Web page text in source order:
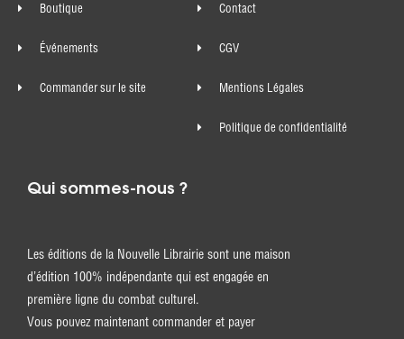
Boutique
Événements
Commander sur le site
Contact
CGV
Mentions Légales
Politique de confidentialité
Qui sommes-nous ?
Les éditions de la Nouvelle Librairie sont une maison
d’édition 100% indépendante qui est engagée en
première ligne du combat culturel.
Vous pouvez maintenant commander et payer